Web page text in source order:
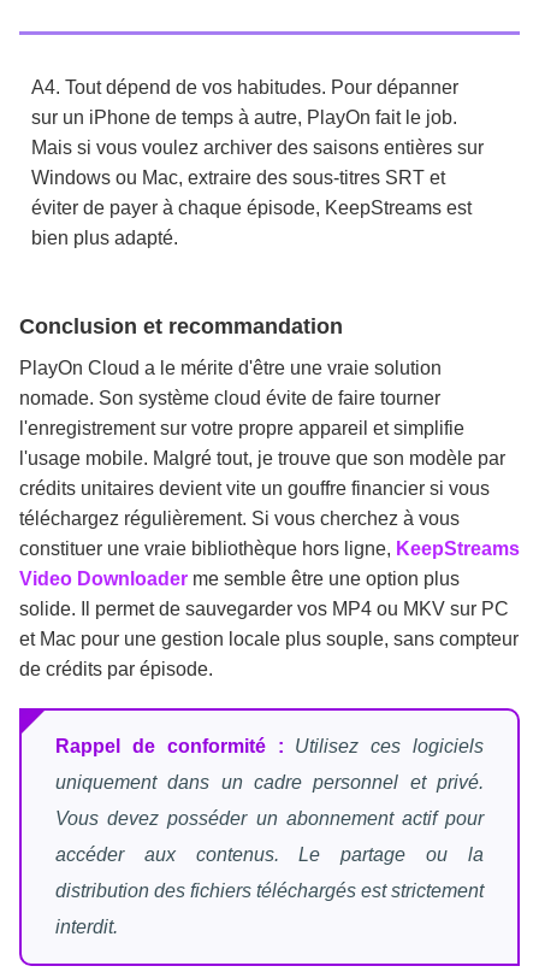
A4. Tout dépend de vos habitudes. Pour dépanner
sur un iPhone de temps à autre, PlayOn fait le job.
Mais si vous voulez archiver des saisons entières sur
Windows ou Mac, extraire des sous-titres SRT et
éviter de payer à chaque épisode, KeepStreams est
bien plus adapté.
Conclusion et recommandation
PlayOn Cloud a le mérite d'être une vraie solution
nomade. Son système cloud évite de faire tourner
l'enregistrement sur votre propre appareil et simplifie
l'usage mobile. Malgré tout, je trouve que son modèle par
crédits unitaires devient vite un gouffre financier si vous
téléchargez régulièrement. Si vous cherchez à vous
constituer une vraie bibliothèque hors ligne, KeepStreams
Video Downloader me semble être une option plus
solide. Il permet de sauvegarder vos MP4 ou MKV sur PC
et Mac pour une gestion locale plus souple, sans compteur
de crédits par épisode.
Rappel de conformité :
Utilisez ces logiciels
uniquement dans un cadre personnel et privé.
Vous devez posséder un abonnement actif pour
accéder aux contenus. Le partage ou la
distribution des fichiers téléchargés est strictement
interdit.